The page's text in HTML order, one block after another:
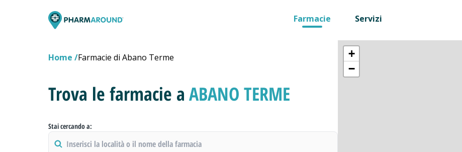
Farmacie Servizi
Home Farmacie di Abano Terme
Trova le farmacie a ABANO TERME
Stai cercando a:
+
−